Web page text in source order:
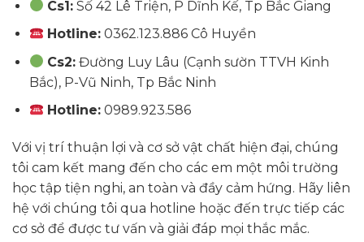
Cs1: Số 42 Lê Triện, P Dĩnh Kế, Tp Bắc Giang
Hotline: 0362.123.886 Cô Huyền
Cs2: Đường Luy Lâu (Cạnh sườn TTVH Kinh
Bắc), P-Vũ Ninh, Tp Bắc Ninh
Hotline: 0989.923.586
Với vị trí thuận lợi và cơ sở vật chất hiện đại, chúng
tôi cam kết mang đến cho các em một môi trường
học tập tiện nghi, an toàn và đầy cảm hứng. Hãy liên
hệ với chúng tôi qua hotline hoặc đến trực tiếp các
cơ sở để được tư vấn và giải đáp mọi thắc mắc.